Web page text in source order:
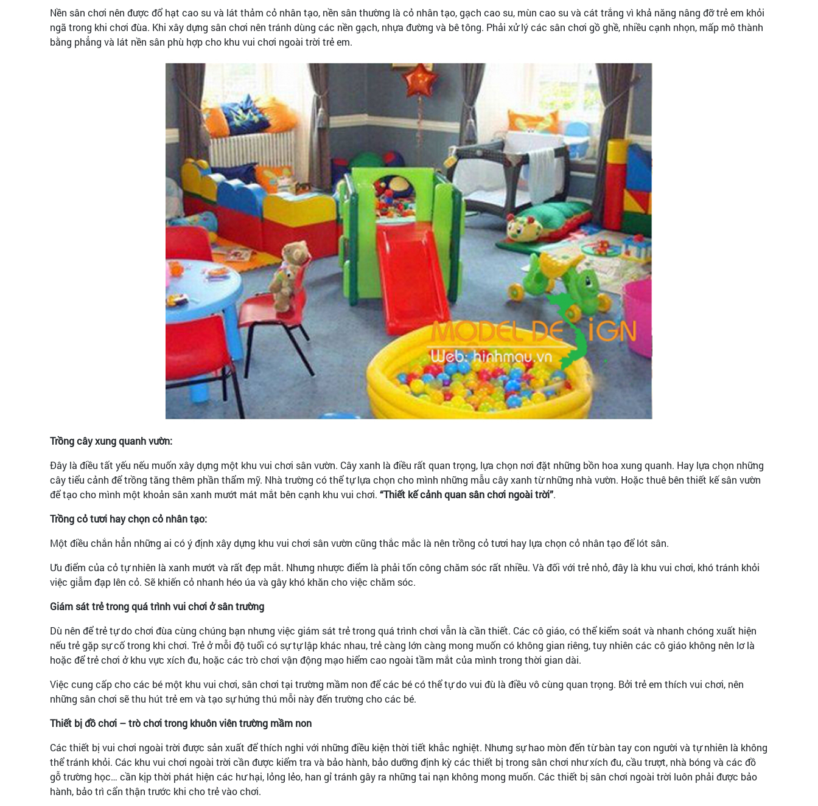
Nền sân chơi nên được đổ hạt cao su và lát thảm cỏ nhân tạo, nền sân thường là cỏ nhân tạo, gạch cao su, mùn cao su và cát trắng vì khả năng nâng đỡ trẻ em khỏi
ngã trong khi chơi đùa. Khi xây dựng sân chơi nên tránh dùng các nền gạch, nhựa đường và bê tông. Phải xử lý các sân chơi gồ ghề, nhiều cạnh nhọn, mấp mô thành
bằng phẳng và lát nền sân phù hợp cho khu vui chơi ngoài trời trẻ em.
Trồng cây xung quanh vườn:
Đây là điều tất yếu nếu muốn xây dựng một khu vui chơi sân vườn. Cây xanh là điều rất quan trọng, lựa chọn nơi đặt những bồn hoa xung quanh. Hay lựa chọn những
cây tiểu cảnh để trồng tăng thêm phần thẩm mỹ. Nhà trường có thể tự lựa chọn cho mình những mẫu cây xanh từ những nhà vườn. Hoặc thuê bên thiết kế sân vườn
để tạo cho mình một khoản sân xanh mướt mát mắt bên cạnh khu vui chơi. “Thiết kế cảnh quan sân chơi ngoài trời”.
Trồng cỏ tươi hay chọn cỏ nhân tạo:
Một điều chắn hẳn những ai có ý định xây dựng khu vui chơi sân vườn cũng thắc mắc là nên trồng cỏ tươi hay lựa chọn cỏ nhân tạo để lót sân.
Ưu điểm của cỏ tự nhiên là xanh mướt và rất đẹp mắt. Nhưng nhược điểm là phải tốn công chăm sóc rất nhiều. Và đối với trẻ nhỏ, đây là khu vui chơi, khó tránh khỏi
việc giẫm đạp lên cỏ. Sẽ khiến cỏ nhanh héo úa và gây khó khăn cho việc chăm sóc.
Giám sát trẻ trong quá trình vui chơi ở sân trường
Dù nên để trẻ tự do chơi đùa cùng chúng bạn nhưng việc giám sát trẻ trong quá trình chơi vẫn là cần thiết. Các cô giáo, có thể kiểm soát và nhanh chóng xuất hiện
nếu trẻ gặp sự cố trong khi chơi. Trẻ ở mỗi độ tuổi có sự tự lập khác nhau, trẻ càng lớn càng mong muốn có không gian riêng, tuy nhiên các cô giáo không nên lơ là
hoặc để trẻ chơi ở khu vực xích đu, hoặc các trò chơi vận động mạo hiểm cao ngoài tầm mắt của mình trong thời gian dài.
Việc cung cấp cho các bé một khu vui chơi, sân chơi tại trường mầm non để các bé có thể tự do vui đù là điều vô cùng quan trọng. Bởi trẻ em thích vui chơi, nên
những sân chơi sẽ thu hút trẻ em và tạo sự hứng thú mỗi này đến trường cho các bé.
Thiết bị đồ chơi – trò chơi trong khuôn viên trường mầm non
Các thiết bị vui chơi ngoài trời được sản xuất để thích nghi với những điều kiện thời tiết khắc nghiệt. Nhưng sự hao mòn đến từ bàn tay con người và tự nhiên là không
thể tránh khỏi. Các khu vui chơi ngoài trời cần được kiểm tra và bảo hành, bảo dưỡng định kỳ các thiết bị trong sân chơi như xích đu, cầu trượt, nhà bóng và các đồ
gỗ trường học… cần kịp thời phát hiện các hư hại, lỏng lẻo, han gỉ tránh gây ra những tai nạn không mong muốn. Các thiết bị sân chơi ngoài trời luôn phải được bảo
hành, bảo trì cẩn thận trước khi cho trẻ vào chơi.